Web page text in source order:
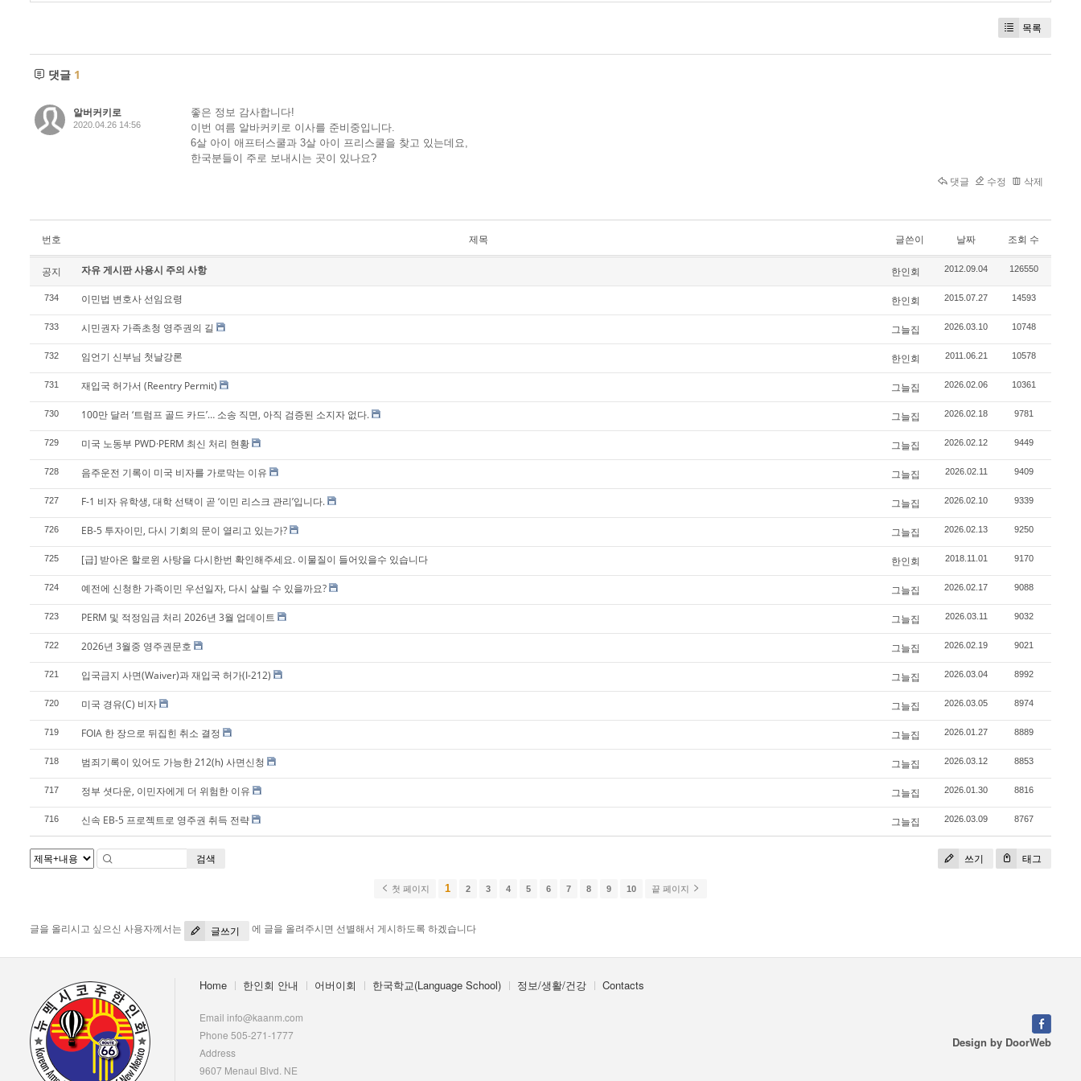
목록
댓글 1
알버커키로
2020.04.26 14:56
좋은 정보 감사합니다!
이번 여름 알바커키로 이사를 준비중입니다.
6살 아이 애프터스쿨과 3살 아이 프리스쿨을 찾고 있는데요,
한국분들이 주로 보내시는 곳이 있나요?
댓글 수정 삭제
번호 제목 글쓴이 날짜 조회 수
공지 자유 게시판 사용시 주의 사항 한인회 2012.09.04 126550
734 이민법 변호사 선임요령 한인회 2015.07.27 14593
733 시민권자 가족초청 영주권의 길 그늘집 2026.03.10 10748
732 임언기 신부님 첫날강론 한인회 2011.06.21 10578
731 재입국 허가서 (Reentry Permit) 그늘집 2026.02.06 10361
730 100만 달러 ‘트럼프 골드 카드’… 소송 직면, 아직 검증된 소지자 없다. 그늘집 2026.02.18 9781
729 미국 노동부 PWD·PERM 최신 처리 현황 그늘집 2026.02.12 9449
728 음주운전 기록이 미국 비자를 가로막는 이유 그늘집 2026.02.11 9409
727 F-1 비자 유학생, 대학 선택이 곧 ‘이민 리스크 관리’입니다. 그늘집 2026.02.10 9339
726 EB-5 투자이민, 다시 기회의 문이 열리고 있는가? 그늘집 2026.02.13 9250
725 [급] 받아온 할로윈 사탕을 다시한번 확인해주세요. 이물질이 들어있을수 있습니다 한인회 2018.11.01 9170
724 예전에 신청한 가족이민 우선일자, 다시 살릴 수 있을까요? 그늘집 2026.02.17 9088
723 PERM 및 적정임금 처리 2026년 3월 업데이트 그늘집 2026.03.11 9032
722 2026년 3월중 영주권문호 그늘집 2026.02.19 9021
721 입국금지 사면(Waiver)과 재입국 허가(I-212) 그늘집 2026.03.04 8992
720 미국 경유(C) 비자 그늘집 2026.03.05 8974
719 FOIA 한 장으로 뒤집힌 취소 결정 그늘집 2026.01.27 8889
718 범죄기록이 있어도 가능한 212(h) 사면신청 그늘집 2026.03.12 8853
717 정부 셧다운, 이민자에게 더 위험한 이유 그늘집 2026.01.30 8816
716 신속 EB-5 프로젝트로 영주권 취득 전략 그늘집 2026.03.09 8767
쓰기 태그
검색
첫 페이지 1 2 3 4 5 6 7 8 9 10 끝 페이지
글을 올리시고 싶으신 사용자께서는 글쓰기 에 글을 올려주시면 선별해서 게시하도록 하겠습니다
Home 한인회 안내 어버이회 한국학교(Language School) 정보/생활/건강 Contacts
Email info@kaanm.com
Phone 505-271-1777
Address
9607 Menaul Blvd. NE
Design by DoorWeb